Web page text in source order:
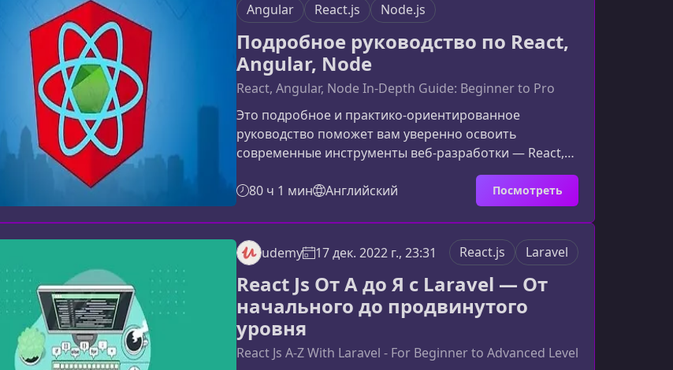
Angular
React.js Node.js
Подробное руководство по React,
Angular, Node
React, Angular, Node In-Depth Guide: Beginner to Pro
Это подробное и практико-ориентированное
руководство поможет вам уверенно освоить
современные инструменты веб‑разработки — React,
Angular и Node. Если вы хотите начать карьеру
разработчика или укрепить свои навыки, этот курс
станет прочным фундаментом для создания
полноценных веб‑приложений с нуля.Что вы получите
в рамках курсаКурс объединяет три востребованные
технологии в единую практическую программу,
позволяющую создавать современные веб‑п
80 ч 1 мин Английский Посмотреть
udemy 17 дек. 2022 г., 23:31 React.js Laravel
React Js От А до Я с Laravel — От
начального до продвинутого
уровня
React Js A-Z With Laravel - For Beginner to Advanced Level